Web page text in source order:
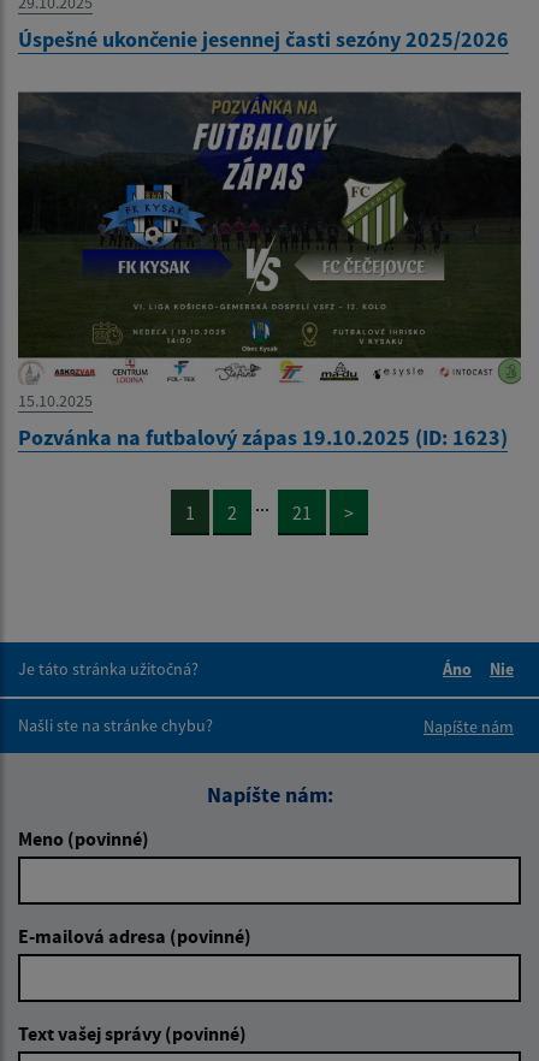
Úspešné ukončenie jesennej časti sezóny 2025/2026
15.10.2025
Pozvánka na futbalový zápas 19.10.2025 (ID: 1623)
1 2 ... 21 >
Je táto stránka užitočná?
Áno
Nie
Našli ste na stránke chybu?
Napíšte nám
Napíšte nám:
Meno (povinné)
E-mailová adresa (povinné)
Text vašej správy (povinné)